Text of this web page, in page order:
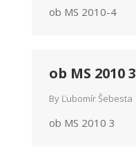
ob MS 2010-4
ob MS 2010 3
By Ľubomír Šebesta
ob MS 2010 3